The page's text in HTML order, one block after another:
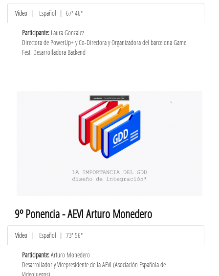
Vídeo | Español | 67' 46''
Participante: Laura Gonzalez
Directora de PowerUp+ y Co-Directora y Organizadora del barcelona Game
Fest. Desarrolladora Backend
9º Ponencia - AEVI Arturo Monedero
Vídeo | Español | 73' 56''
Participante:Arturo Monedero
Desarrollador y Vicepresidente de la AEVI (Asociación Española de
Videojuegos)